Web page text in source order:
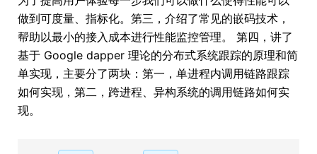
做到可度量、指标化。第三，介绍了常见的嵌码技术，
帮助以最小的接入成本进行性能监控管理。 第四，讲了
基于 Google dapper 理论的分布式系统跟踪的原理和简
单实现，主要分了两块：第一，单进程内调用链路跟踪
如何实现，第二，跨进程、异构系统的调用链路如何实
现。